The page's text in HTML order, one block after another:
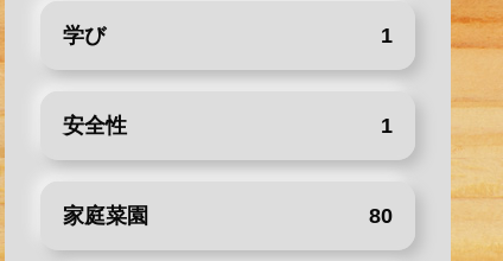
学び 1
安全性 1
家庭菜園 80